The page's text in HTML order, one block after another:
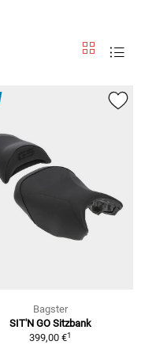
Bagster
SIT'N GO Sitzbank
399,00 €1